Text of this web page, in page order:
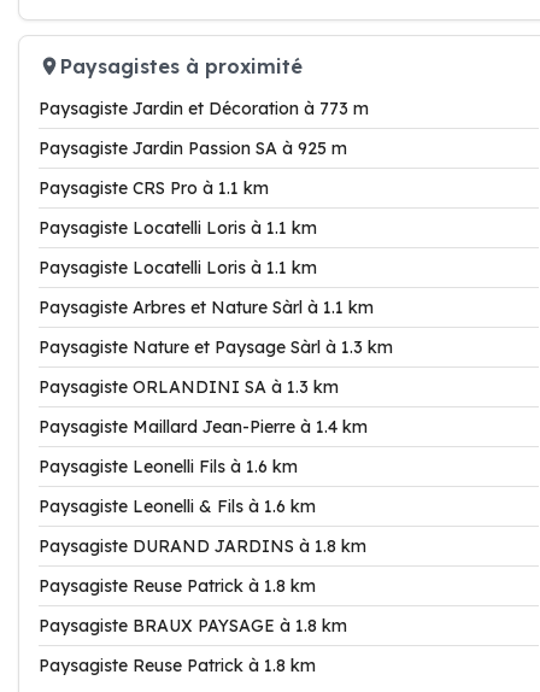
Paysagistes à proximité
Paysagiste Jardin et Décoration à 773 m
Paysagiste Jardin Passion SA à 925 m
Paysagiste CRS Pro à 1.1 km
Paysagiste Locatelli Loris à 1.1 km
Paysagiste Locatelli Loris à 1.1 km
Paysagiste Arbres et Nature Sàrl à 1.1 km
Paysagiste Nature et Paysage Sàrl à 1.3 km
Paysagiste ORLANDINI SA à 1.3 km
Paysagiste Maillard Jean-Pierre à 1.4 km
Paysagiste Leonelli Fils à 1.6 km
Paysagiste Leonelli & Fils à 1.6 km
Paysagiste DURAND JARDINS à 1.8 km
Paysagiste Reuse Patrick à 1.8 km
Paysagiste BRAUX PAYSAGE à 1.8 km
Paysagiste Reuse Patrick à 1.8 km